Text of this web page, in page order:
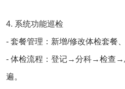
4. 系统功能巡检
- 套餐管理：新增/修改体检套餐
- 体检流程：登记→分科→检查→
遍。